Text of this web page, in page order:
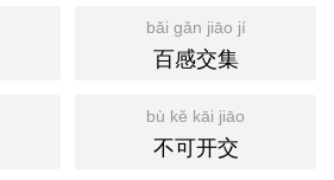
bǎi gǎn jiāo jí
百感交集
bù kě kāi jiāo
不可开交